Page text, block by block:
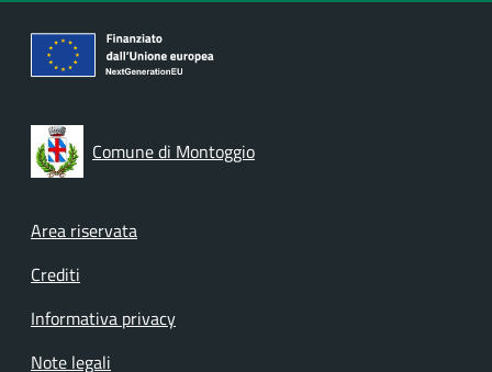
Comune di Montoggio
Footer menu
Area riservata
Crediti
Informativa privacy
Note legali